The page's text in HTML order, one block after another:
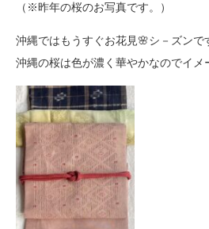
（※昨年の桜のお写真です。）
沖縄ではもうすぐお花見🌸シ－ズンで
沖縄の桜は色が濃く華やかなのでイメ